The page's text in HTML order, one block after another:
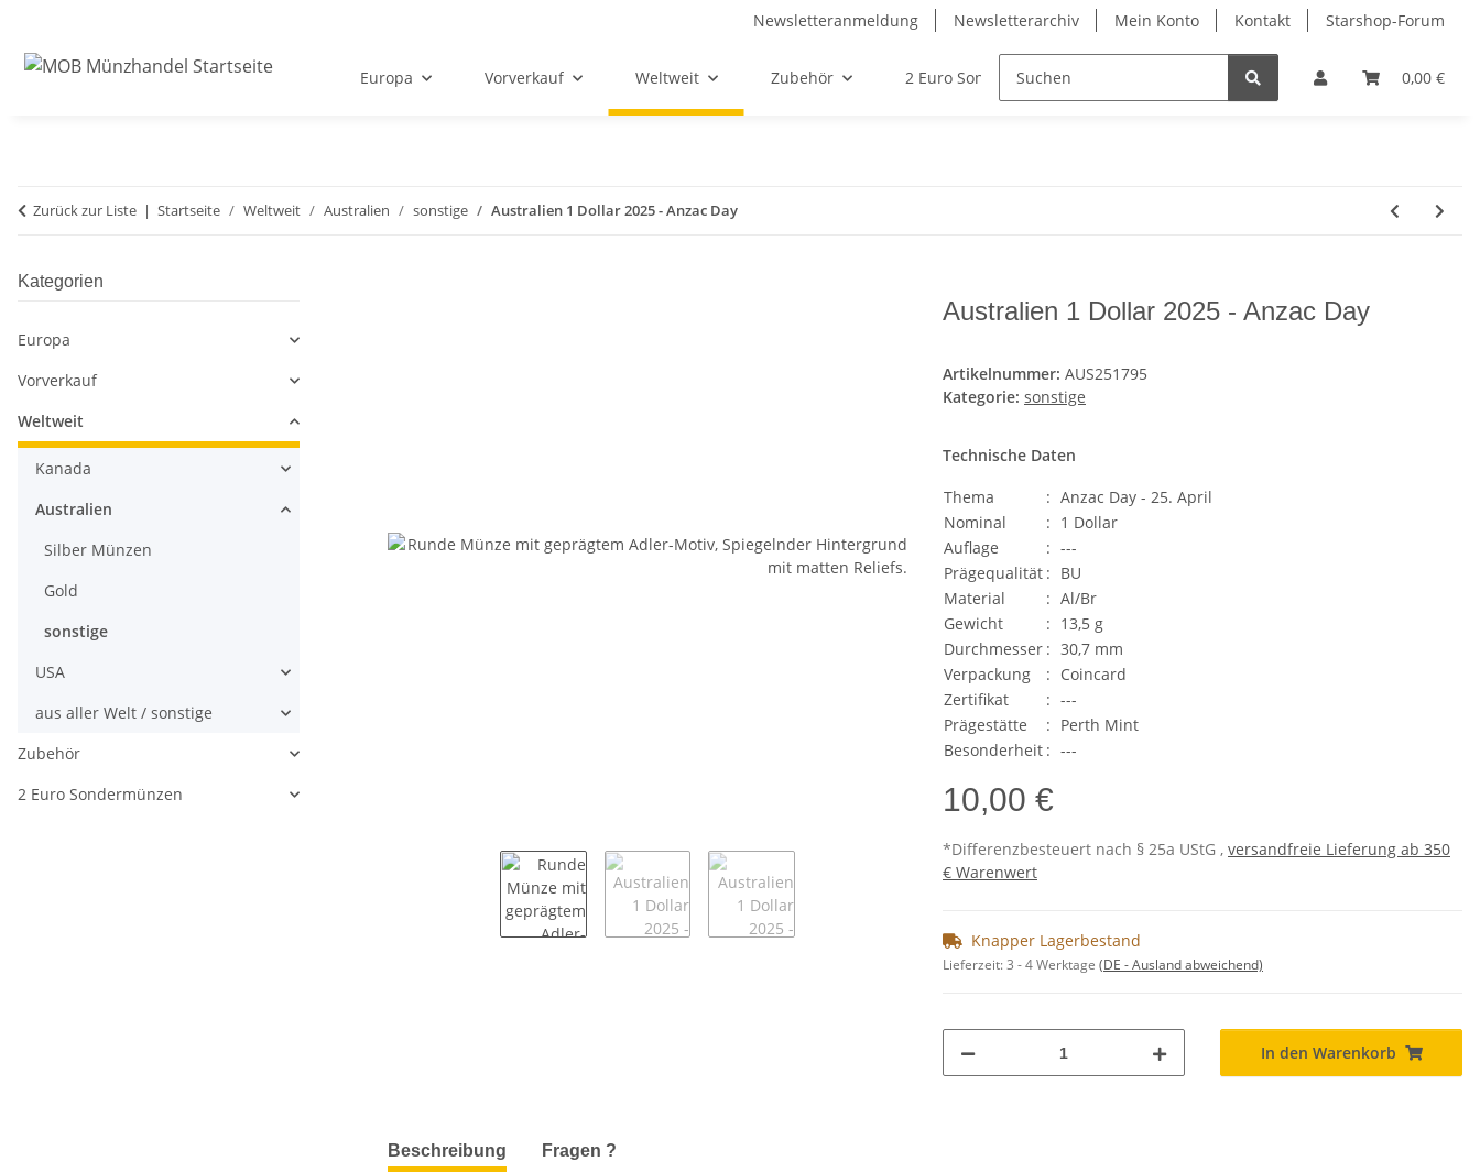
Newsletteranmeldung Newsletterarchiv Mein Konto Kontakt Starshop-Forum
0,00 €
Europa Vorverkauf Weltweit Zubehör 2 Euro Sondermünzen
Zurück zur Liste Startseite Weltweit Australien sonstige Australien 1 Dollar 2025 - Anzac Day
Australien 1 Dollar 2025 - Anzac Day
Artikelnummer: AUS251795
Kategorie: sonstige
Technische Daten
Thema
: Anzac Day - 25. April
Nominal
: 1 Dollar
Auflage
: ---
Prägequalität : BU
Material
: Al/Br
Gewicht
: 13,5 g
Durchmesser : 30,7 mm
Verpackung
: Coincard
Zertifikat
: ---
Prägestätte
: Perth Mint
Besonderheit : ---
10,00 €
*Differenzbesteuert nach § 25a UStG , versandfreie Lieferung ab 350
€ Warenwert
Knapper Lagerbestand
Lieferzeit:3 - 4 Werktage (DE - Ausland abweichend)
In den Warenkorb
weitere Registerkarten anzeigen
Beschreibung Fragen ?
Kategorien
Europa
Vorverkauf
Weltweit
Kanada
Australien
Silber Münzen
Gold
sonstige
USA
aus aller Welt / sonstige
Zubehör
2 Euro Sondermünzen